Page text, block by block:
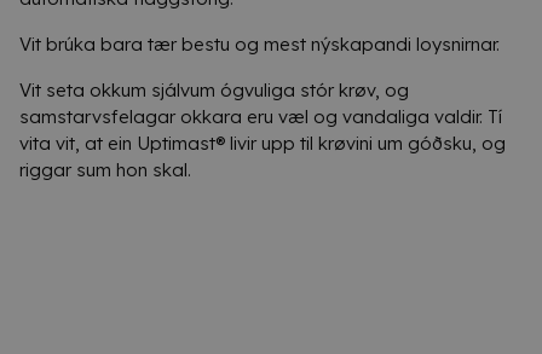
Vit brúka bara tær bestu og mest nýskapandi loysnirnar.
Vit seta okkum sjálvum ógvuliga stór krøv, og
samstarvsfelagar okkara eru væl og vandaliga valdir. Tí
vita vit, at ein Uptimast® livir upp til krøvini um góðsku, og
riggar sum hon skal.